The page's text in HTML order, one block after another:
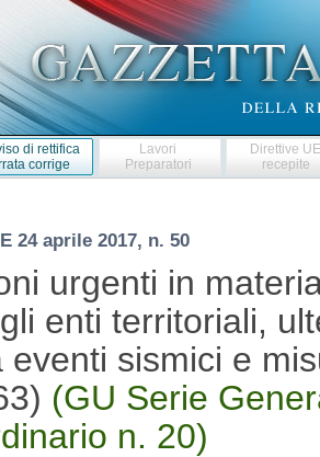
di rettifica
corrige
Lavori
Preparatori
Direttive
recepite
24 aprile 2017, n. 50
urgenti in
enti territoriali,
eventi sismici e
(GU Serie
n. 20)